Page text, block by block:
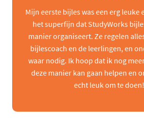
Mijn eerste bijles was een erg leuke
het superfijn dat StudyWorks
manier organiseert. Ze regelen
bijlescoach en de leerlingen, en
waar nodig. Ik hoop dat ik nog
deze manier kan gaan helpen en
echt leuk om te doen!